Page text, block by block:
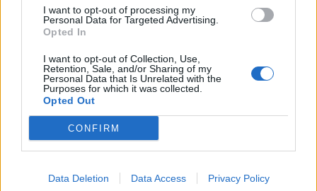
I want to opt-out of processing my
Personal Data for Targeted Advertising.
Opted In
I want to opt-out of Collection, Use,
Retention, Sale, and/or Sharing of my
Personal Data that Is Unrelated with the
Purposes for which it was collected.
Opted Out
CONFIRM
Data Deletion Data Access Privacy Policy
Παλαιστίνη - 9 Αυγούστου 2026:
Πανελλαδική ημέρα δράσης σε νησιά, βουνά
και πόλεις ενάντια στη γενοκτονία στην
Παλαιστίνη"
7 Αυγούστου 2026, 11:06
ΛΑ.ΣΥ. Θεσσαλίας: "Η περιφερειακή αρχή
συνεχιζόμενη εδώ και χρόνια ρύπανση του
Γκουσμπασανιώτη ποταμού"
Άκυρες οι εγκύκλιοι που δεν αναρτώνται στις